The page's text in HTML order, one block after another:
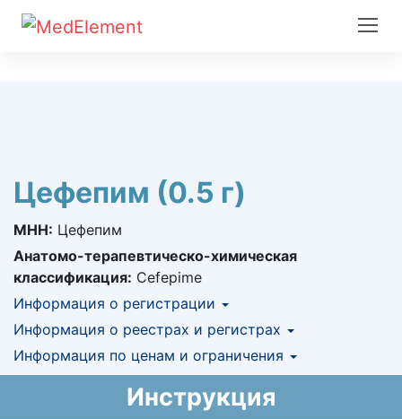
Цефепим (0.5 г)
МНН: Цефепим
Анатомо-терапевтическо-химическая
классификация: Cefepime
Информация о регистрации
Номер регистрации в РК:№ РК-ЛС-5№019071
Информация о регистрации в РК:13.09.2017 -
13.09.2022
Информация о реестрах и регистрах
КНФ (ЛС включено в Казахстанский
национальный формуляр лекарственных
Информация по ценам и ограничения
Инструкция